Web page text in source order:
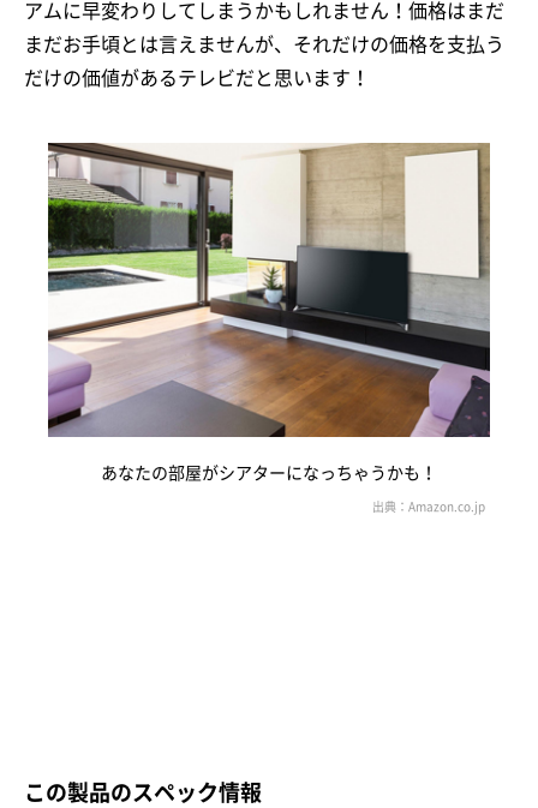
アムに早変わりしてしまうかもしれません！価格はまだ
まだお手頃とは言えませんが、それだけの価格を支払う
だけの価値があるテレビだと思います！
あなたの部屋がシアターになっちゃうかも！
この製品のスペック情報